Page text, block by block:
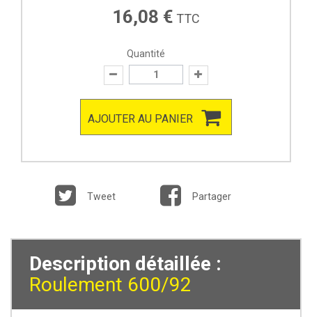
16,08 € TTC
Quantité
AJOUTER AU PANIER
Tweet Partager
Description détaillée :
Roulement 600/92